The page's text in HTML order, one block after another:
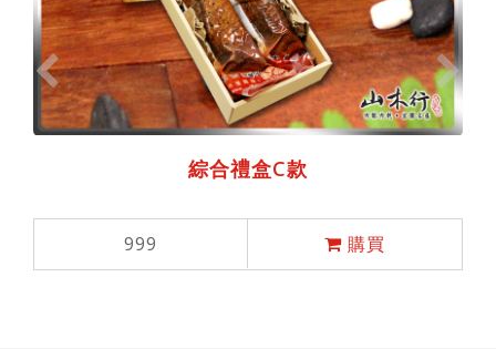
綜合禮盒C款
999 購買